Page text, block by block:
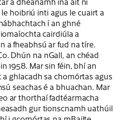
hoibriú inti agus le cuairt a
í an ghné
cairdiúla a
a fheabhsú ar fud na tíre.
Dhún na nGall, an chéad
1958. Mar sin féin, bhí an
ghlacadh sa chomórtas agus
seachas é a bhuachan. Mar
ar thorthaí fadtéarmacha
gur tionscnamh uathúil